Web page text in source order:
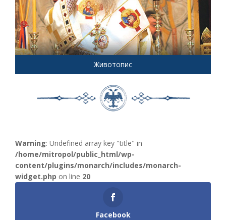
Животопис
Warning: Undefined array key "title" in
/home/mitropol/public_html/wp-
content/plugins/monarch/includes/monarch-
widget.php on line 20
Facebook